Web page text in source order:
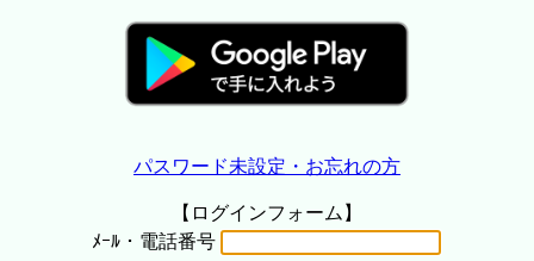
パスワード未設定・お忘れの方
【ログインフォーム】
ﾒｰﾙ・電話番号